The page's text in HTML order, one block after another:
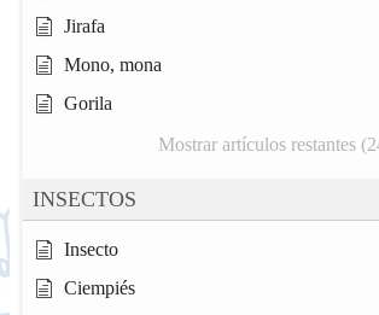
Jirafa
Mono, mona
Gorila
Mostrar artículos restantes
INSECTOS
Insecto
Ciempiés